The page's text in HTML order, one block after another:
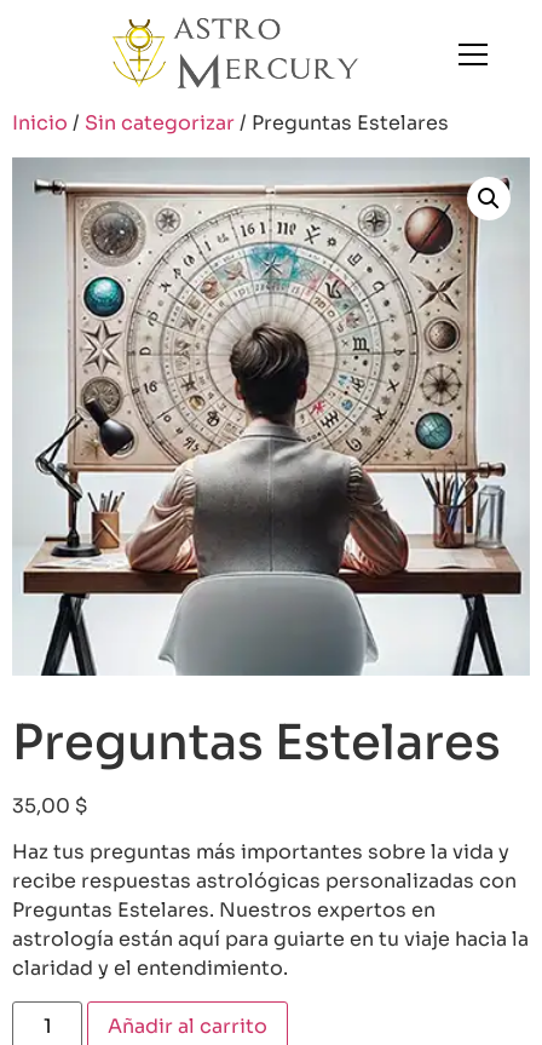
Inicio / Sin categorizar/ Preguntas Estelares
Preguntas Estelares
35,00 $
Haz tus preguntas más importantes sobre la vida y
recibe respuestas astrológicas personalizadas con
Preguntas Estelares. Nuestros expertos en
astrología están aquí para guiarte en tu viaje hacia la
claridad y el entendimiento.
Añadir al carrito